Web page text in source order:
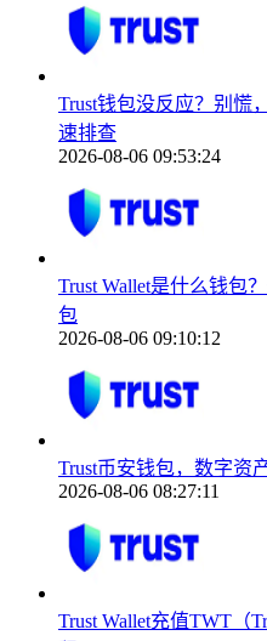
Trust钱包没反应？别慌
速排查
2026-08-06 09:53:24
Trust Wallet是什么钱包
包
2026-08-06 09:10:12
Trust币安钱包，数字资
2026-08-06 08:27:11
Trust Wallet充值TWT（